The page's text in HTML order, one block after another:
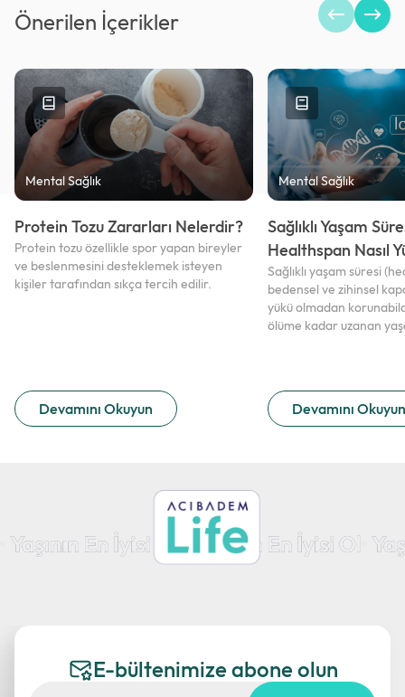
Önerilen İçerikler
Mental Sağlık
Protein Tozu Zararları Nelerdir?
Devamını Okuyun
Protein tozu özellikle spor yapan bireyler
ve beslenmesini desteklemek isteyen
kişiler tarafından sıkça tercih edilir.
Mental Sağlık
Sağlıklı Yaşam
Healthspan Nasıl
Devamını Okuyun
Sağlıklı yaşam süresi
bedensel ve zihinsel
yükü olmadan
ölüme kadar uzanan
E-bültenimize abone olun